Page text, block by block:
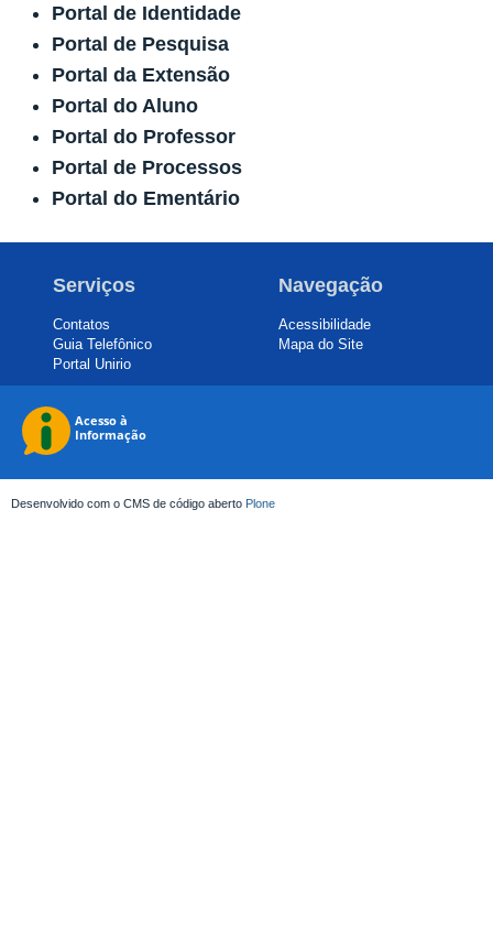
Portal de Identidade
Portal de Pesquisa
Portal da Extensão
Portal do Aluno
Portal do Professor
Portal de Processos
Portal do Ementário
Serviços
Contatos
Guia Telefônico
Portal Unirio
Navegação
Acessibilidade
Mapa do Site
Desenvolvido com o CMS de código aberto Plone